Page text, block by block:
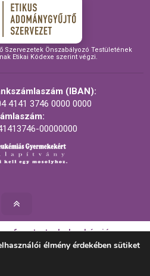
Szervezetek Önszabályozó Testületének
Etikai Kódexe szerint végzi.
(IBAN):
4141 3746 0000 0000
00000000
fenntartva! - Leukémiás
Alapítvány
élmény érdekében sütiket